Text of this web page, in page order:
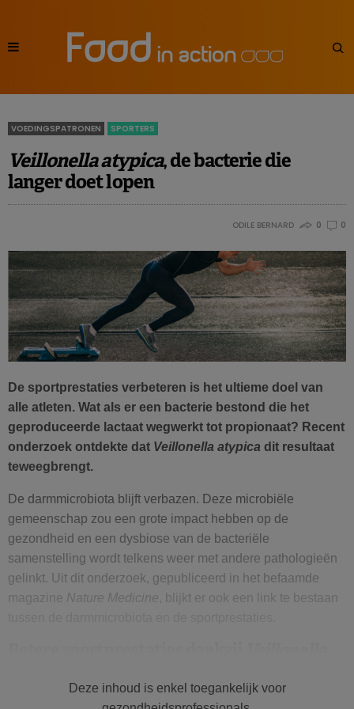
VOEDINGSPATRONEN SPORTERS
Veillonella atypica, de bacterie die
langer doet lopen
ODILE BERNARD 0 0
De sportprestaties verbeteren is het ultieme doel van
alle atleten. Wat als er een bacterie bestond die het
geproduceerde lactaat wegwerkt tot propionaat? Recent
onderzoek ontdekte dat Veillonella atypica dit resultaat
teweegbrengt.
De darmmicrobiota blijft verbazen. Deze microbiële
gemeenschap zou een grote impact hebben op de
gezondheid en een dysbiose van de bacteriële
samenstelling wordt telkens weer met andere pathologieën
gelinkt. Uit dit onderzoek, gepubliceerd in het befaamde
magazine Nature Medicine, blijkt er ook een link te bestaan
Er worden tal van nieuwe middelen op de markt gebracht
Deze inhoud is enkel toegankelijk voor